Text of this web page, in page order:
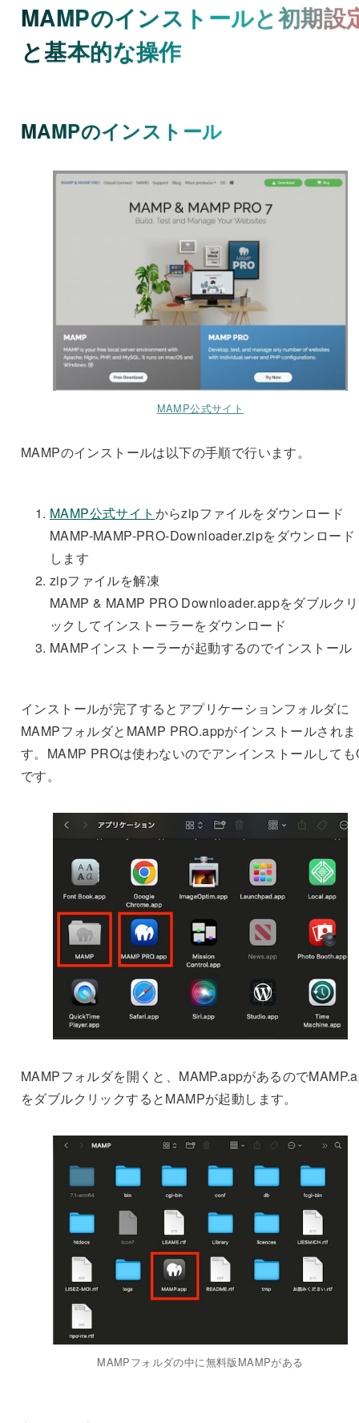
MAMPのインストールと初期設
と基本的な操作
MAMPのインストール
MAMP公式サイト
MAMPのインストールは以下の手順で行います。
MAMP公式サイト からzipファイルをダウンロード
MAMP-MAMP-PRO-Downloader.zipをダウンロード
します
zipファイルを解凍
MAMP & MAMP PRO Downloader.appをダブルクリ
ックしてインストーラーをダウンロード
MAMPインストーラーが起動するのでインストール
インストールが完了するとアプリケーションフォルダに
MAMPフォルダとMAMP PRO.appがインストールされま
す。MAMP PROは使わないのでアンインストールして
です。
MAMPフォルダを開くと、MAMP.appがあるので
をダブルクリックするとMAMPが起動します。
MAMPフォルダの中に無料版MAMPがある